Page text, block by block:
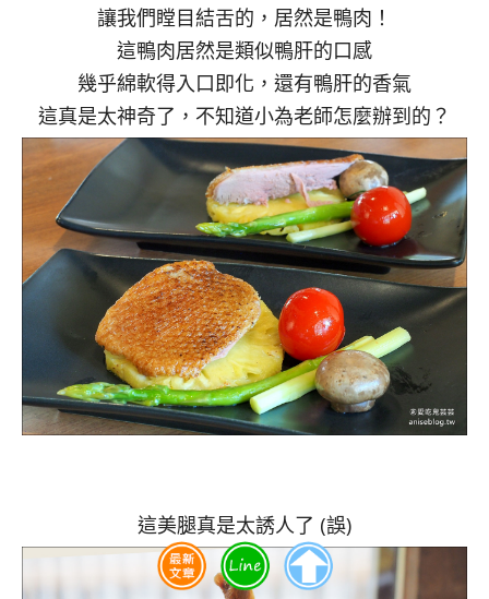
讓我們瞠目結舌的，居然是鴨肉！
這鴨肉居然是類似鴨肝的口感
幾乎綿軟得入口即化，還有鴨肝的香氣
這真是太神奇了，不知道小為老師怎麼辦到的？
這美腿真是太誘人了 (誤)